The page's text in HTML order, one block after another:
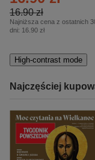
16.90 zł
Najniższa cena z ostatnich
dni: 16.90 zł
High-contrast mode
Najczęściej